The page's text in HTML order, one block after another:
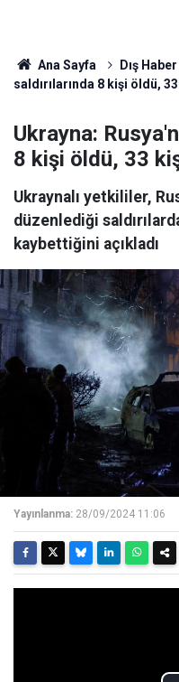
Ana Sayfa Dış Haber
saldırılarında 8 kişi öldü,
Ukrayna:
8 kişi öldü, 33
Ukraynalı yetkililer,
düzenlediği
kaybettiğini açıkladı
Yayınlanma: 28/09/2024 11:06